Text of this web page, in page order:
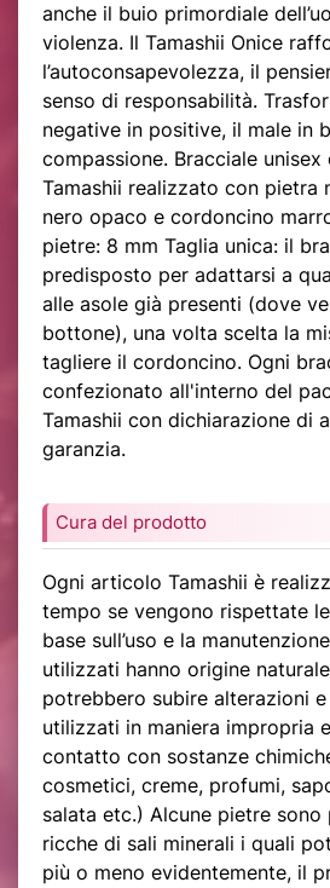
anche il buio primordiale
violenza. Il Tamashii Onice
l’autoconsapevolezza, il
senso di responsabilità.
negative in positive, il male in
compassione. Bracciale
Tamashii realizzato con pietra
nero opaco e cordoncino
pietre: 8 mm Taglia unica: il
predisposto per adattarsi a
alle asole già presenti (dove
bottone), una volta scelta la
tagliere il cordoncino. Ogni
confezionato all'interno del
Tamashii con dichiarazione di
garanzia.
Cura del prodotto
Ogni articolo Tamashii è
tempo se vengono rispettate
base sull’uso e la
utilizzati hanno origine
potrebbero subire alterazioni
utilizzati in maniera impropria
contatto con sostanze
cosmetici, creme, profumi,
salata etc.) Alcune pietre
ricche di sali minerali i quali
più o meno evidentemente, il